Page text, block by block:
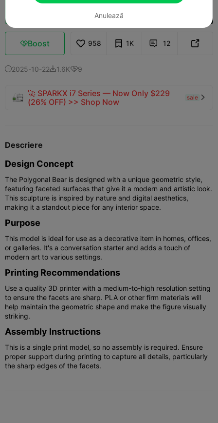
Boost 958 1K  12 
2025-10-221.6K9
🚀 SPARKX i7 Series — Now Only $229
(26% OFF) >> Shop Now
sale 
Descriere
Design Concept
The Polygonal Bear is designed with a unique geometric style,
featuring faceted surfaces that give it a modern and artistic look.
This sculpture is inspired by nature and digital aesthetics,
making it a standout piece for any interior space.
Purpose
This model is ideal for use as a decorative item in homes, offices,
or galleries. It's a conversation starter and adds a touch of
modern art to various settings.
Printing Recommendations
Use a quality 3D printer with a medium-to-high resolution setting
to ensure the facets are sharp. PLA or other firm materials will
help maintain the geometric shape and make the figure visually
striking.
Assembly Instructions
This is a single print model, so no assembly is required. Ensure
proper support during printing to capture all details, particularly
the sharp edges of the facets.
Anulează